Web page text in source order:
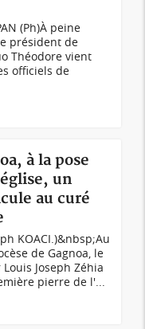
(Ph)À peine
président de
Théodore vient
officiels de
à la pose
un
au curé
KOACI.)&nbsp;Au
de Gagnoa, le
Joseph Zéhia
pierre de l'...